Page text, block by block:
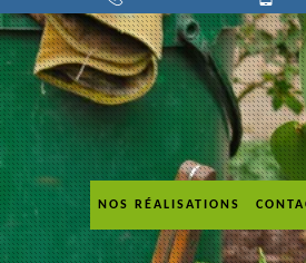
NOS RÉALISATIONS